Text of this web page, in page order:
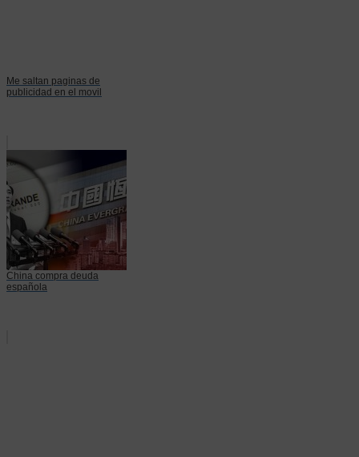
Me saltan paginas de
publicidad en el movil
China compra deuda
española